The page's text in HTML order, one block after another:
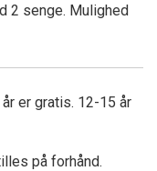
2 senge. Mulighed
er gratis. 12-15 år
på forhånd.